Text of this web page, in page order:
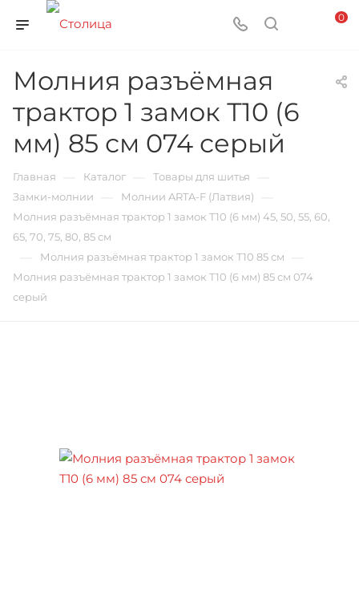
0
Молния разъёмная
трактор 1 замок Т10 (6
мм) 85 см 074 серый
Главная Каталог Товары для шитья
Замки-молнии Молнии ARTA-F (Латвия)
Молния разъёмная трактор 1 замок Т10 (6 мм) 45, 50, 55, 60,
65, 70, 75, 80, 85 см
Молния разъёмная трактор 1 замок Т10 85 см
Молния разъёмная трактор 1 замок Т10 (6 мм) 85 см 074
серый